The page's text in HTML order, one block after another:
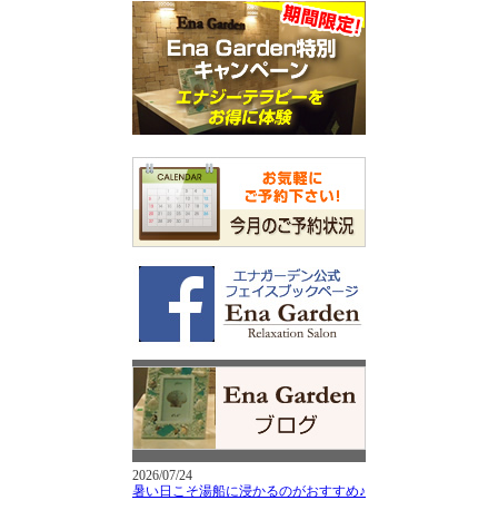
2026/07/24
暑い日こそ湯船に浸かるのがおすすめ♪